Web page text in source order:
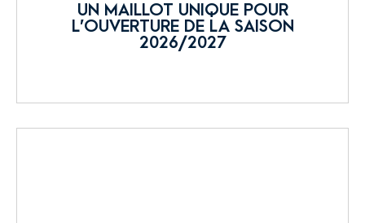
UN MAILLOT UNIQUE POUR
L’OUVERTURE DE LA SAISON
2026/2027